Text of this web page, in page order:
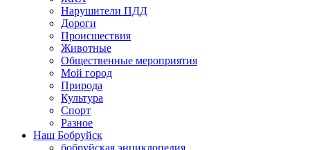
Нарушители ПДД
Дороги
Происшествия
Животные
Общественные мероприятия
Мой город
Природа
Культура
Спорт
Разное
Наш Бобруйск
бобруйская энциклопедия